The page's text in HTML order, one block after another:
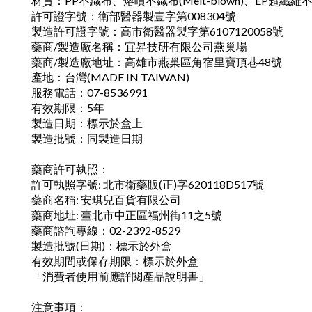
許可證字號：衛部醫器製壹字第008304號
製造許可證字號：高市衛醫器製字第6107120058號
藥商/製造廠名稱：宜昇技研有限公司燕巢場
藥商/製造廠地址：高雄市燕巢區角宿里寶頂巷48號
產地：台灣(MADE IN TAIWAN)
服務電話：07-8536991
有效期限：5年
製造日期：標示於盒上
製造批號：同製造日期
藥商許可執照：
許可執照字號: 北市衛藥販(正)字620118D517號
藥商名稱: 安琪兒百貨有限公司
藥商地址: 臺北市中正區福州街11之5號
藥商諮詢專線：02-2392-8529
製造批號(日期)：標示於外盒
有效期間或保存期限：標示於外盒
「消費者使用前應詳閱產品說明書」
注意事項：